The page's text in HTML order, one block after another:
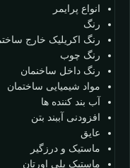
انواع پرایمر
رنگ
رنگ اکریلیک خارج
رنگ چوب
رنگ داخل ساخنمان
مواد شیمیایی ساختمان
آب بند کننده ها
افزودنی آببند بتن
عایق
ماستیک و درزگیر
ماستیک پلی اورتان